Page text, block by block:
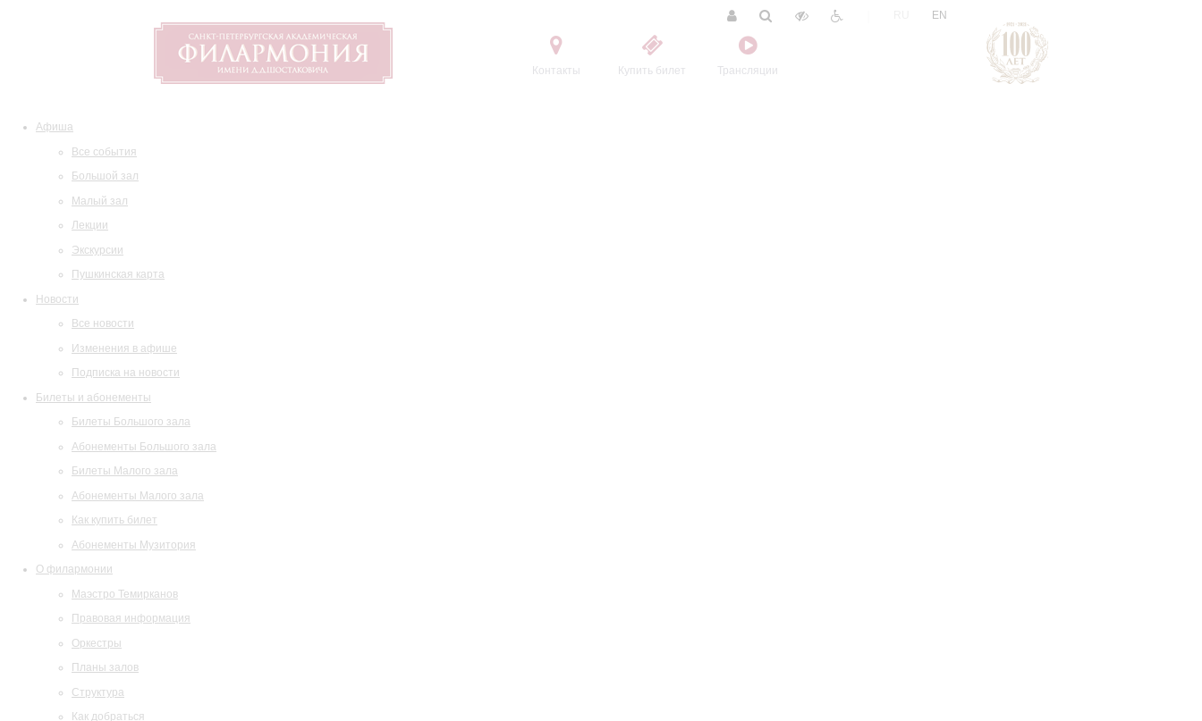
Контакты Купить билет Трансляции
EN
Афиша
Все события
Большой зал
Малый зал
Лекции
Экскурсии
Пушкинская карта
Новости
Все новости
Изменения в афише
Подписка на новости
Билеты и абонементы
Билеты Большого зала
Абонементы Большого зала
Билеты Малого зала
Абонементы Малого зала
Как купить билет
Абонементы Музитория
О филармонии
Маэстро Темирканов
Правовая информация
Оркестры
Планы залов
Структура
Как добраться